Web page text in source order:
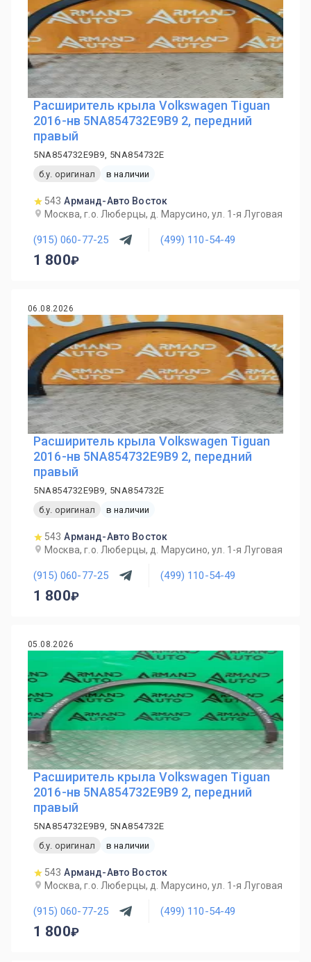
Расширитель крыла Volkswagen Tiguan
2016-нв 5NA854732E9B9 2, передний
правый
5NA854732E9B9, 5NA854732E
б.у. оригинал
в наличии
543 Арманд-Авто Восток
Москва, г.о. Люберцы, д. Марусино, ул. 1-я Луговая
(915) 060-77-25 (499) 110-54-49
1 800
06.08.2026
Расширитель крыла Volkswagen Tiguan
2016-нв 5NA854732E9B9 2, передний
правый
5NA854732E9B9, 5NA854732E
б.у. оригинал
в наличии
543 Арманд-Авто Восток
Москва, г.о. Люберцы, д. Марусино, ул. 1-я Луговая
(915) 060-77-25 (499) 110-54-49
1 800
05.08.2026
Расширитель крыла Volkswagen Tiguan
2016-нв 5NA854732E9B9 2, передний
правый
5NA854732E9B9, 5NA854732E
б.у. оригинал
в наличии
543 Арманд-Авто Восток
Москва, г.о. Люберцы, д. Марусино, ул. 1-я Луговая
(915) 060-77-25 (499) 110-54-49
1 800